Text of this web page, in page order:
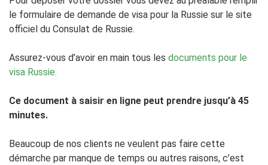
le formulaire de demande de visa pour la Russie sur le site
officiel du Consulat de Russie.
Assurez-vous d’avoir en main tous les documents pour le
visa Russie.
Ce document à saisir en ligne peut prendre jusqu’à 45
minutes.
Beaucoup de nos clients ne veulent pas faire cette
démarche par manque de temps ou autres raisons, c’est